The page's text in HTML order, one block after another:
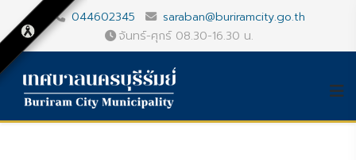
044602345
saraban@buriramcity.go.th
จันทร์-ศุกร์ 08.30-16.30 น.